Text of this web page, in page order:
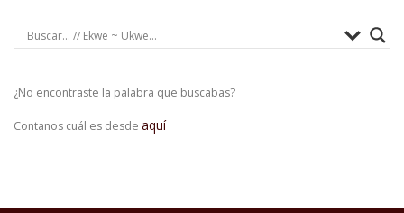
¿No encontraste la palabra que buscabas?
Contanos cuál es desde aquí